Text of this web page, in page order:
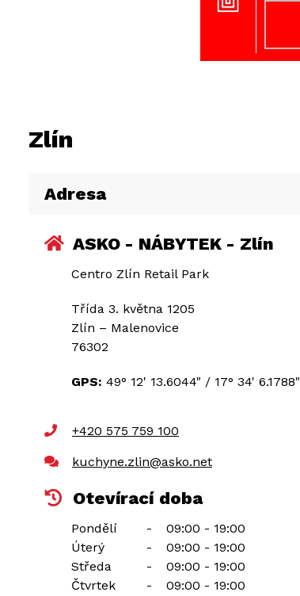
Zlín
Adresa
ASKO - NÁBYTEK - Zlín
Centro Zlín Retail Park
Třída 3. května 1205
Zlín – Malenovice
76302
GPS: 49° 12' 13.6044" / 17° 34' 6.1788"
+420 575 759 100
kuchyne.zlin@asko.net
Otevírací doba
Pondělí -
09:00 - 19:00
Úterý
-
09:00 - 19:00
Středa
-
09:00 - 19:00
Čtvrtek
-
09:00 - 19:00